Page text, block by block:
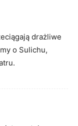
drażliwe
o Sulichu,